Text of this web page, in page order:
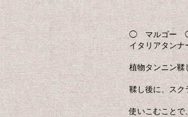
◯ マルゴー
イタリアタンナ
植物タンニン鞣
鞣し後に、スク
使いこむことで